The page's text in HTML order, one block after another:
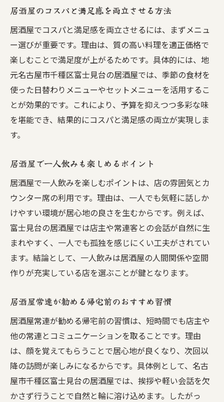
居酒屋のコスパと満足感を両立させる方法
居酒屋でコスパと満足感を両立させるには、まずメニュ
ー選びが重要です。理由は、質の高い料理を適正価格で
楽しむことで満足度が上がるためです。具体的には、地
元名古屋市千種区富士見台の居酒屋では、季節の食材を
使った日替わりメニューやセットメニューを活用するこ
とが効果的です。これにより、予算を抑えつつ多彩な味
を堪能でき、結果的にコスパと満足感の両立が実現しま
す。
居酒屋で一人飲みも楽しめるポイント
居酒屋で一人飲みを楽しむポイントは、店の雰囲気とカ
ウンター席の利用です。理由は、一人でも気軽に話しか
けやすい環境が居心地の良さを生むからです。例えば、
富士見台の居酒屋では店主や常連客との会話が自然に生
まれやすく、一人でも孤独を感じにくい工夫がされてい
ます。結論として、一人飲みは居酒屋の人間関係や空間
作りが充実している店を選ぶことが鍵となります。
居酒屋常連が勧める帰宅前のおすすめ習慣
居酒屋常連が勧める帰宅前の習慣は、短時間でも店主や
他の常連とコミュニケーションを取ることです。理由
は、顔を覚えてもらうことで居心地が良くなり、次回以
降の訪問が楽しみになるからです。具体例として、名古
屋市千種区富士見台の居酒屋では、挨拶や軽い会話を欠
かさず行うことで自然と輪に溶け込めます。したがっ